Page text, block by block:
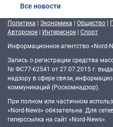
Все новости
Политика | Экономика | Общество |
Авторское | Интересное | Спорт
Информационное агентство «Nord-
Запись о регистрации средства
№ ФС77-62541 от 27.07.2015 г.
надзору в сфере связи,
коммуникаций (Роскомнадзор).
При полном или частичном
«Nord-News» обязательна. Для
гиперссылка на сайт «Nord-News».